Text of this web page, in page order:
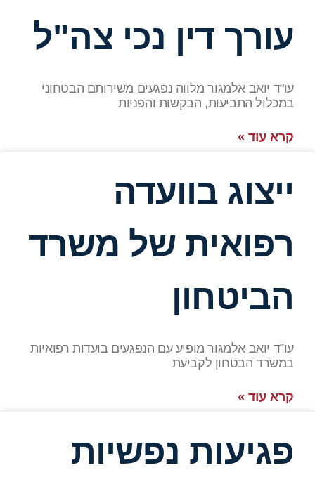
עורך דין נכי צה"ל
עו"ד יואב אלמגור מלווה נפגעים משירותם הבטחוני
במכלול התביעות, הבקשות והפניות
קרא עוד »
ייצוג בוועדה
רפואית של משרד
הביטחון
עו”ד יואב אלמגור מופיע עם הנפגעים בועדות רפואיות
במשרד הבטחון לקביעת
קרא עוד »
פגיעות נפשיות